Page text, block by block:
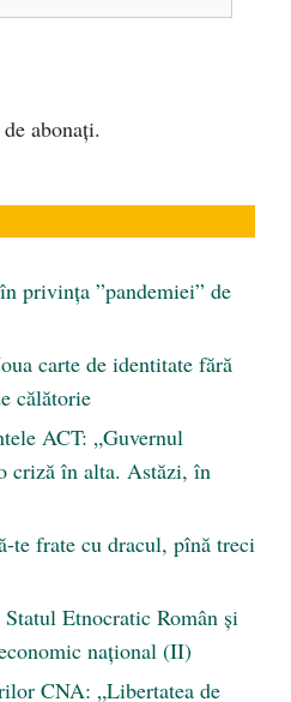
abonați.
privința ”pandemiei” de
carte de identitate fără
călătorie
ACT: „Guvernul
criză în alta. Astăzi, în
te frate cu dracul, pînă treci
Etnocratic Român şi
naţional (II)
CNA: „Libertatea de